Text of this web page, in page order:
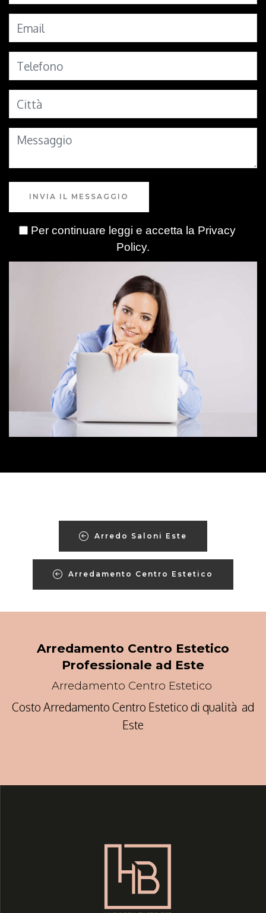
INVIA IL MESSAGGIO
Per continuare leggi e accetta la Privacy
Policy.
Arredo Saloni Este
Arredamento Centro Estetico
Arredamento Centro Estetico
Professionale ad Este
Arredamento Centro Estetico
Costo Arredamento Centro Estetico di qualità ad
Este